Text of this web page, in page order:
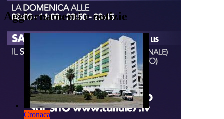
Aggiornamenti e notizie
Cronaca